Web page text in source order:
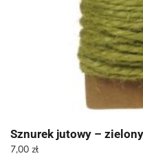
Sznurek jutowy – zielony
7,00 zł